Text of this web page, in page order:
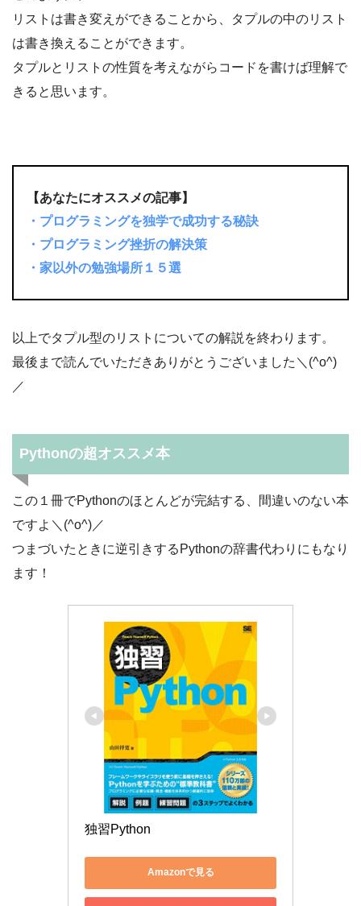
リストは書き変えができることから、タプルの中のリスト
は書き換えることができます。
タプルとリストの性質を考えながらコードを書けば理解で
きると思います。
【あなたにオススメの記事】
・プログラミングを独学で成功する秘訣
・プログラミング挫折の解決策
・家以外の勉強場所１５選
以上でタプル型のリストについての解説を終わります。
最後まで読んでいただきありがとうございました＼(^o^)
／
Pythonの超オススメ本
この１冊でPythonのほとんどが完結する、間違いのない本
ですよ＼(^o^)／
つまづいたときに逆引きするPythonの辞書代わりにもなり
ます！
独習Python
Amazonで見る